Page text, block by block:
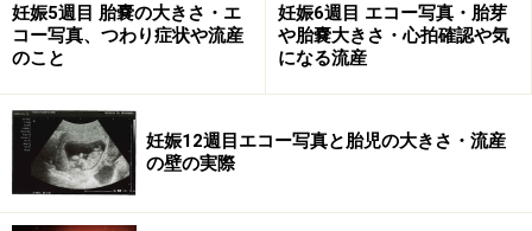
妊娠5週目 胎嚢の大きさ・エ
コー写真、つわり症状や流産
のこと
妊娠6週目 エコー写真・胎芽
や胎嚢大きさ・心拍確認や気
になる流産
妊娠12週目エコー写真と胎児の大きさ・流産
の壁の実際